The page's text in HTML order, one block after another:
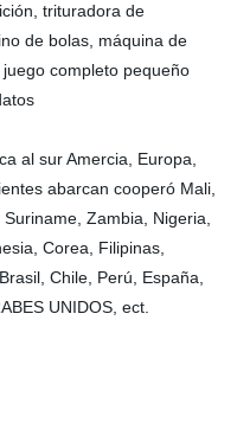
trituradora de
de bolas, máquina de
completo pequeño
al sur Amercia, Europa,
abarcan cooperó Mali,
Zambia, Nigeria,
Corea, Filipinas,
Chile, Perú, España,
UNIDOS, ect.